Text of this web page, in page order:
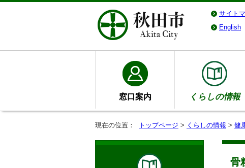
サイト
English
窓口案内 くらしの情報
現在の位置： トップページ > くらしの情報 > 健
骨